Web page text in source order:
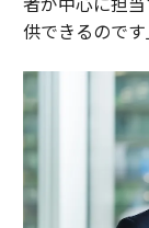
供できるのです